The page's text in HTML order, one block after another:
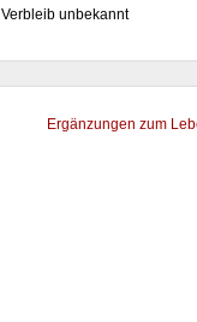
Verbleib unbekannt
Ergänzungen zum